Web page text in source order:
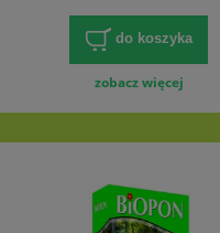
do koszyka
zobacz więcej